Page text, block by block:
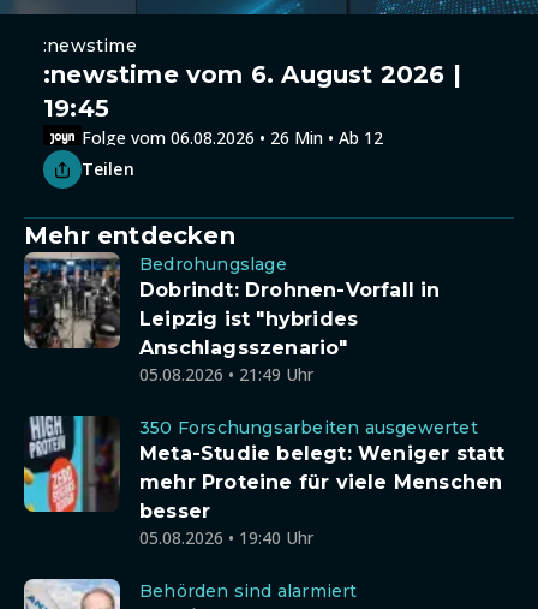
:newstime
:newstime vom 6. August 2026 |
19:45
Folge vom 06.08.2026 • 26 Min • Ab 12
Teilen
Mehr entdecken
Bedrohungslage
Dobrindt: Drohnen-Vorfall in
Leipzig ist "hybrides
Anschlagsszenario"
05.08.2026 • 21:49 Uhr
350 Forschungsarbeiten ausgewertet
Meta-Studie belegt: Weniger statt
mehr Proteine für viele Menschen
besser
05.08.2026 • 19:40 Uhr
Behörden sind alarmiert